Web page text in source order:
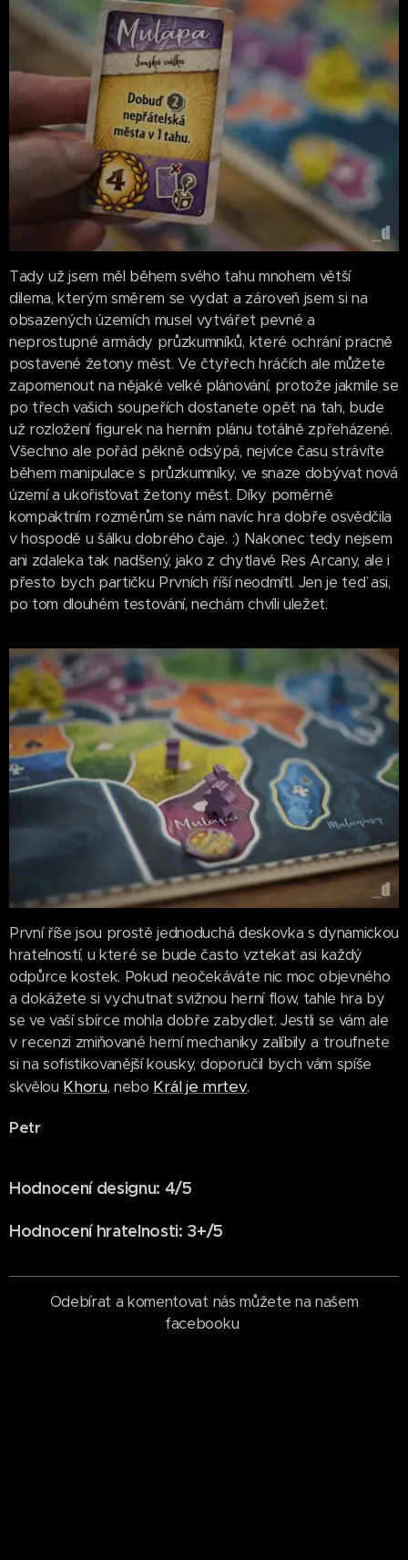
Tady už jsem měl během svého tahu mnohem větší
dilema, kterým směrem se vydat a zároveň jsem si na
obsazených územích musel vytvářet pevné a
neprostupné armády průzkumníků, které ochrání pracně
postavené žetony měst. Ve čtyřech hráčích ale můžete
zapomenout na nějaké velké plánování, protože jakmile se
po třech vašich soupeřích dostanete opět na tah, bude
už rozložení figurek na herním plánu totálně zpřeházené.
Všechno ale pořád pěkně odsýpá, nejvíce času strávíte
během manipulace s průzkumníky, ve snaze dobývat nová
území a ukořisťovat žetony měst. Díky poměrně
kompaktním rozměrům se nám navíc hra dobře osvědčila
v hospodě u šálku dobrého čaje. :) Nakonec tedy nejsem
ani zdaleka tak nadšený, jako z chytlavé Res Arcany, ale i
přesto bych partičku Prvních říší neodmítl. Jen je teď asi,
po tom dlouhém testování, nechám chvíli uležet.
První říše jsou prostě jednoduchá deskovka s dynamickou
hratelností, u které se bude často vztekat asi každý
odpůrce kostek. Pokud neočekáváte nic moc objevného
a dokážete si vychutnat svižnou herní flow, tahle hra by
se ve vaší sbírce mohla dobře zabydlet. Jestli se vám ale
v recenzi zmiňované herní mechaniky zalíbily a troufnete
si na sofistikovanější kousky, doporučil bych vám spíše
skvělou Khoru, nebo Král je mrtev.
Petr
Hodnocení designu: 4/5
Hodnocení hratelnosti: 3+/5
Odebírat a komentovat nás můžete na našem
facebooku